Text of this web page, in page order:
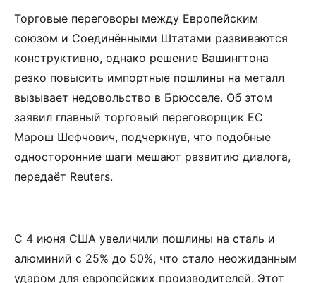
Торговые переговоры между Европейским
союзом и Соединёнными Штатами развиваются
конструктивно, однако решение Вашингтона
резко повысить импортные пошлины на металл
вызывает недовольство в Брюсселе. Об этом
заявил главный торговый переговорщик ЕС
Марош Шефчович, подчеркнув, что подобные
односторонние шаги мешают развитию диалога,
передаёт Reuters.
С 4 июня США увеличили пошлины на сталь и
алюминий с 25% до 50%, что стало неожиданным
ударом для европейских производителей. Этот